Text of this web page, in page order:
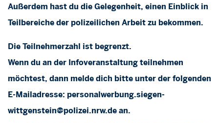
Außerdem hast du die Gelegenheit, einen Einblick in
Teilbereiche der polizeilichen Arbeit zu bekommen.
Die Teilnehmerzahl ist begrenzt.
Wenn du an der Infoveranstaltung teilnehmen
möchtest, dann melde dich bitte unter der folgenden
E-Mailadresse: personalwerbung.siegen-
wittgenstein@polizei.nrw.de an.